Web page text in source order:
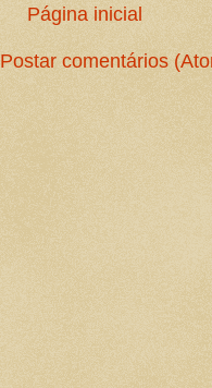
Página inicial
Postar comentários